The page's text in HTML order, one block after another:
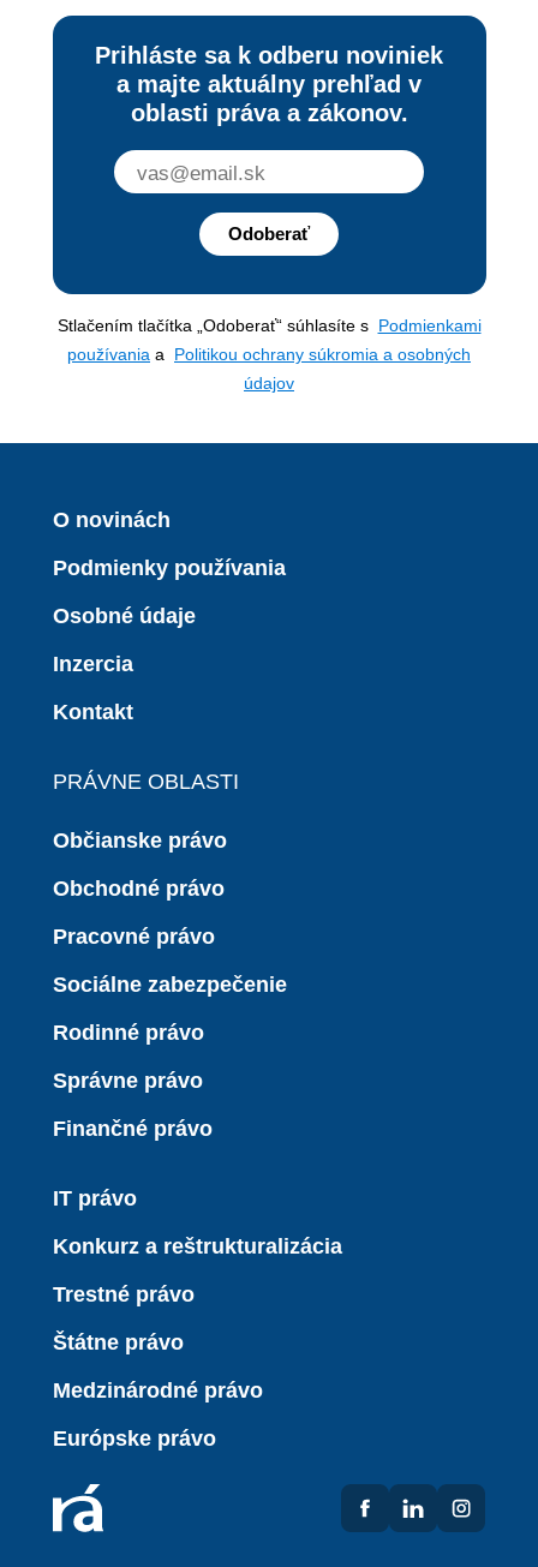
Prihláste sa k odberu noviniek
a majte aktuálny prehľad v
oblasti práva a zákonov.
Odoberať
Stlačením tlačítka „Odoberať“ súhlasíte s Podmienkami
používania a Politikou ochrany súkromia a osobných
údajov
O novinách
Podmienky používania
Osobné údaje
Inzercia
Kontakt
PRÁVNE OBLASTI
Občianske právo
Obchodné právo
Pracovné právo
Sociálne zabezpečenie
Rodinné právo
Správne právo
Finančné právo
IT právo
Konkurz a reštrukturalizácia
Trestné právo
Štátne právo
Medzinárodné právo
Európske právo